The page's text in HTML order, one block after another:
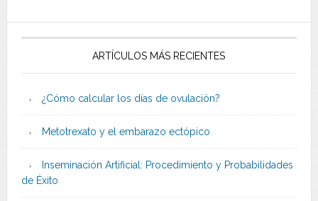
ARTÍCULOS MÁS RECIENTES
¿Cómo calcular los días de ovulación?
Metotrexato y el embarazo ectópico
Inseminación Artificial: Procedimiento y Probabilidades
de Éxito